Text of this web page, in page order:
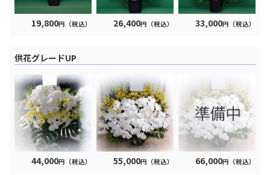
19,800円（税込） 26,400円（税込） 33,000円（税込）
供花グレードUP
44,000円（税込） 55,000円（税込） 66,000円（税込）